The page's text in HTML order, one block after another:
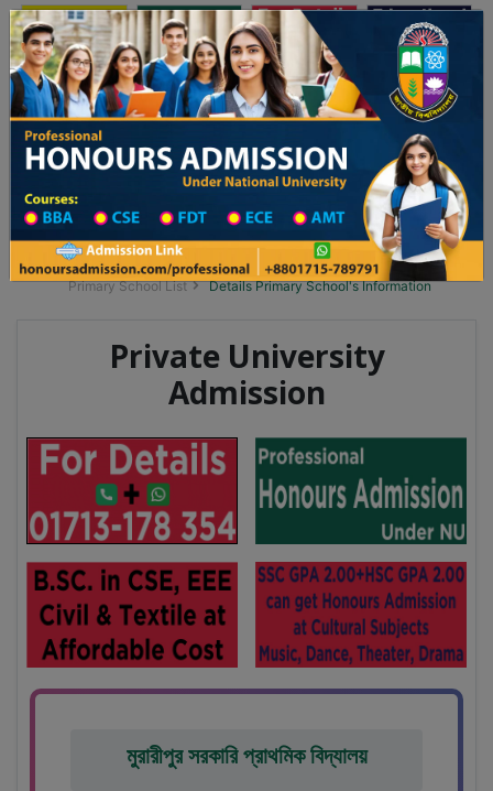
Toggle navigation অনার্স ভর্তি প্রফেশনাল অনার্স
Updates
২৬ শিক্ষাবর্ষের ১ম বর্ষের ভর্তি আবেদন বিজ্ঞপ্তি ঢাকা বিশ্ববিদ্যালয় ২০২৫-২৬ শিক্ষাবর্ষে
Division List
Primary School District Wise
Primary School in বীরগঞ্জ
Primary School List
Details Primary School's Information
Private University
Admission
মুরারীপুর সরকারি প্রাথমিক বিদ্যালয়